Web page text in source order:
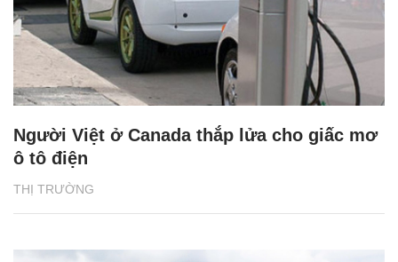
THỊ TRƯỜNG
Người Việt ở Canada thắp lửa cho giấc mơ
ô tô điện